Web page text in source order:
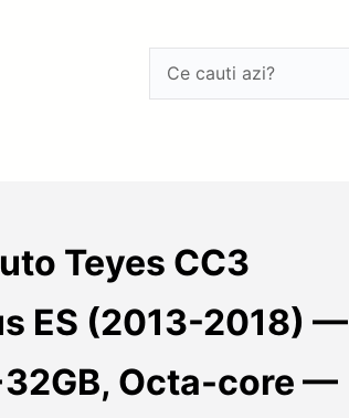
Teyes CC3
ES (2013-2018) —
Octa-core —